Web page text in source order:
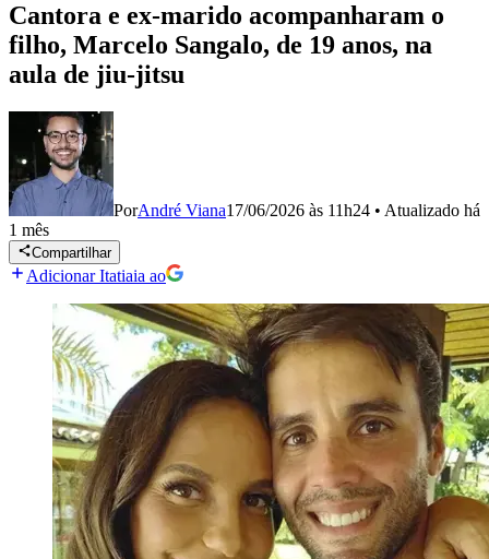
Cantora e ex-marido acompanharam o
filho, Marcelo Sangalo, de 19 anos, na
aula de jiu-jitsu
PorAndré Viana17/06/2026 às 11h24 • Atualizado há
1 mês
Compartilhar
Adicionar Itatiaia ao